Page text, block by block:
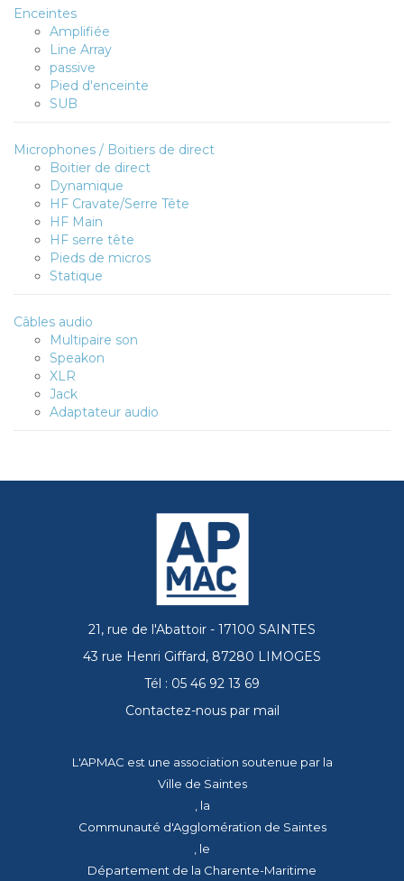
Enceintes
Amplifiée
Line Array
passive
Pied d'enceinte
SUB
Microphones / Boitiers de direct
Boitier de direct
Dynamique
HF Cravate/Serre Tête
HF Main
HF serre tête
Pieds de micros
Statique
Câbles audio
Multipaire son
Speakon
XLR
Jack
Adaptateur audio
21, rue de l'Abattoir - 17100 SAINTES
43 rue Henri Giffard, 87280 LIMOGES
Tél : 05 46 92 13 69
Contactez-nous par mail
L'APMAC est une association soutenue par la
Ville de Saintes
, la
Communauté d'Agglomération de Saintes
, le
Département de la Charente-Maritime